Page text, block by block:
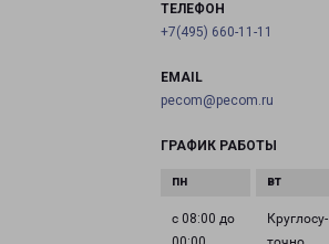
ТЕЛЕФОН
+7(495) 660-11-11
EMAIL
pecom@pecom.ru
ГРАФИК РАБОТЫ
с 08:00 до
Круглосу­